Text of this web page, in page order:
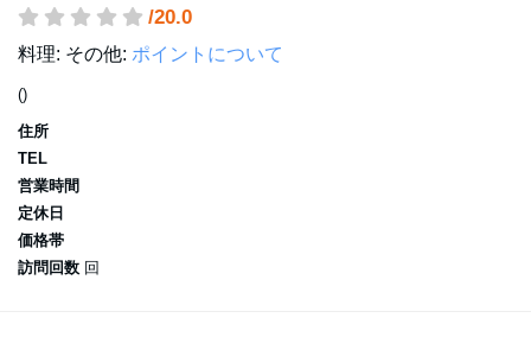
/20.0
料理: その他: ポイントについて
()
住所
TEL
営業時間
定休日
価格帯
訪問回数 回